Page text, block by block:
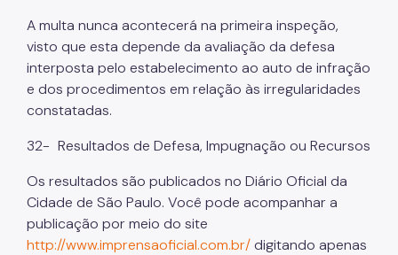
A multa nunca acontecerá na primeira inspeção,
visto que esta depende da avaliação da defesa
interposta pelo estabelecimento ao auto de infração
e dos procedimentos em relação às irregularidades
constatadas.
32- Resultados de Defesa, Impugnação ou Recursos
Os resultados são publicados no Diário Oficial da
Cidade de São Paulo. Você pode acompanhar a
publicação por meio do site
http://www.imprensaoficial.com.br/digitando apenas